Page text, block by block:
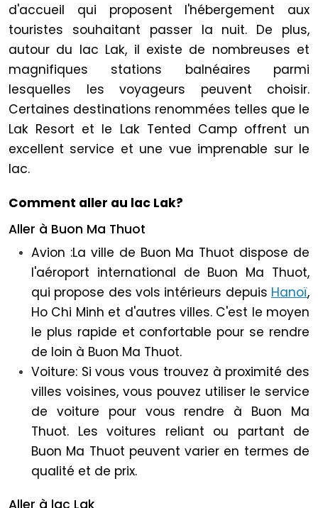
d'accueil qui proposent l'hébergement aux
touristes souhaitant passer la nuit. De plus,
autour du lac Lak, il existe de nombreuses et
magnifiques stations balnéaires parmi
lesquelles les voyageurs peuvent choisir.
Certaines destinations renommées telles que le
Lak Resort et le Lak Tented Camp offrent un
excellent service et une vue imprenable sur le
lac.
Comment aller au lac Lak?
Aller à Buon Ma Thuot
Avion :La ville de Buon Ma Thuot dispose de
l'aéroport international de Buon Ma Thuot,
qui propose des vols intérieurs depuis Hanoï,
Ho Chi Minh et d'autres villes. C'est le moyen
le plus rapide et confortable pour se rendre
de loin à Buon Ma Thuot.
Voiture: Si vous vous trouvez à proximité des
villes voisines, vous pouvez utiliser le service
de voiture pour vous rendre à Buon Ma
Thuot. Les voitures reliant ou partant de
Buon Ma Thuot peuvent varier en termes de
qualité et de prix.
Aller à lac Lak